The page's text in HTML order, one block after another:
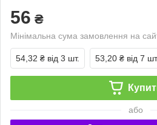
56 ₴
Мінімальна сума замовлення на
54,32 ₴ від 3 шт. 53,20 ₴ від 7
або